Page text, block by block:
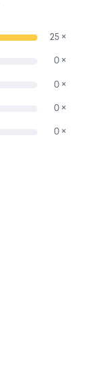
25 ×
0 ×
0 ×
0 ×
0 ×